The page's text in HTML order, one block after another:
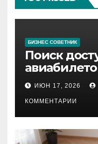
БИЗНЕС СОВЕТНИК
Поиск
ИЮН 17, 2026
КОММЕНТАРИИ